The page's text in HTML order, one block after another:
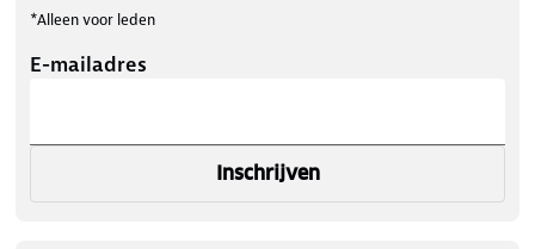
*Alleen voor leden
E-mailadres
Inschrijven